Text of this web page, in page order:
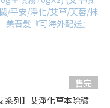
售完
系列】艾淨化草本除穢